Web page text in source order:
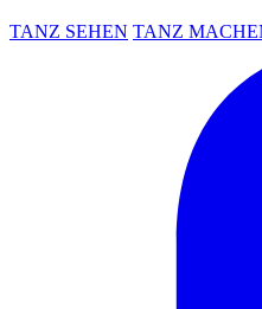
TANZ SEHEN TANZ